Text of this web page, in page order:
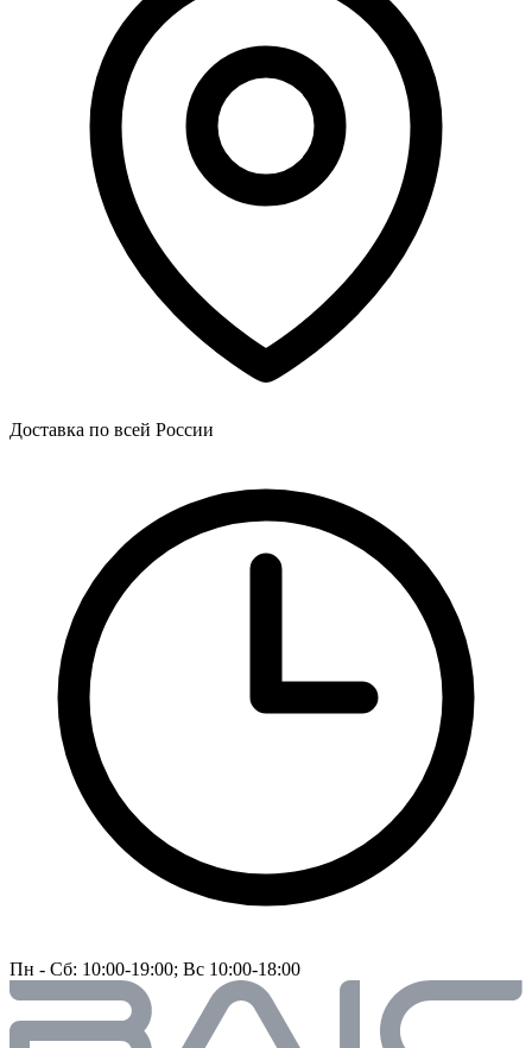
Доставка по всей России
Пн - Сб: 10:00-19:00; Вс 10:00-18:00